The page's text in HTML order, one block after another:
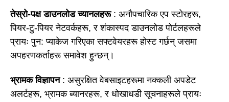
तेस्रो-पक्ष डाउनलोड च्यानलहरू: अनौपचारिक एप स्टोरहरू,
पियर-टु-पियर नेटवर्कहरू, र शंकास्पद डाउनलोड पोर्टलहरूले
प्रायः पुन: प्याकेज गरिएका सफ्टवेयरहरू होस्ट गर्छन् जसमा
अपहरणकर्ताहरू समावेश हुन्छन्।
भ्रामक विज्ञापन: असुरक्षित वेबसाइटहरूमा नक्कली अपडेट
अलर्टहरू, भ्रामक ब्यानरहरू, र धोखाधडी सूचनाहरूले प्रायः